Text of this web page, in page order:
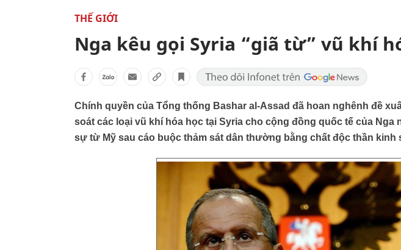
THẾ GIỚI
Nga kêu gọi Syria “giã từ” vũ khí
Chính quyền của Tổng thống Bashar al-Assad đã hoan nghênh đề
soát các loại vũ khí hóa học tại Syria cho cộng đồng quốc tế của Nga
sự từ Mỹ sau cáo buộc thảm sát dân thường bằng chất độc thần kinh